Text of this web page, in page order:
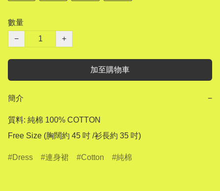
數量
−
+
加至購物車
簡介 −
質料: 純棉 100% COTTON
Free Size (胸闊約 45 吋 /衫長約 35 吋)
Dress 連身裙 Cotton 純棉